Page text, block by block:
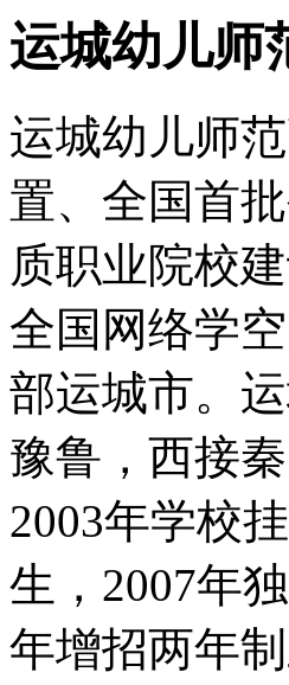
运城幼儿师
运城幼儿师
置、全国首
质职业院校
全国网络学
部运城市。
豫鲁，西接
2003年学校
生，2007年
年增招两年